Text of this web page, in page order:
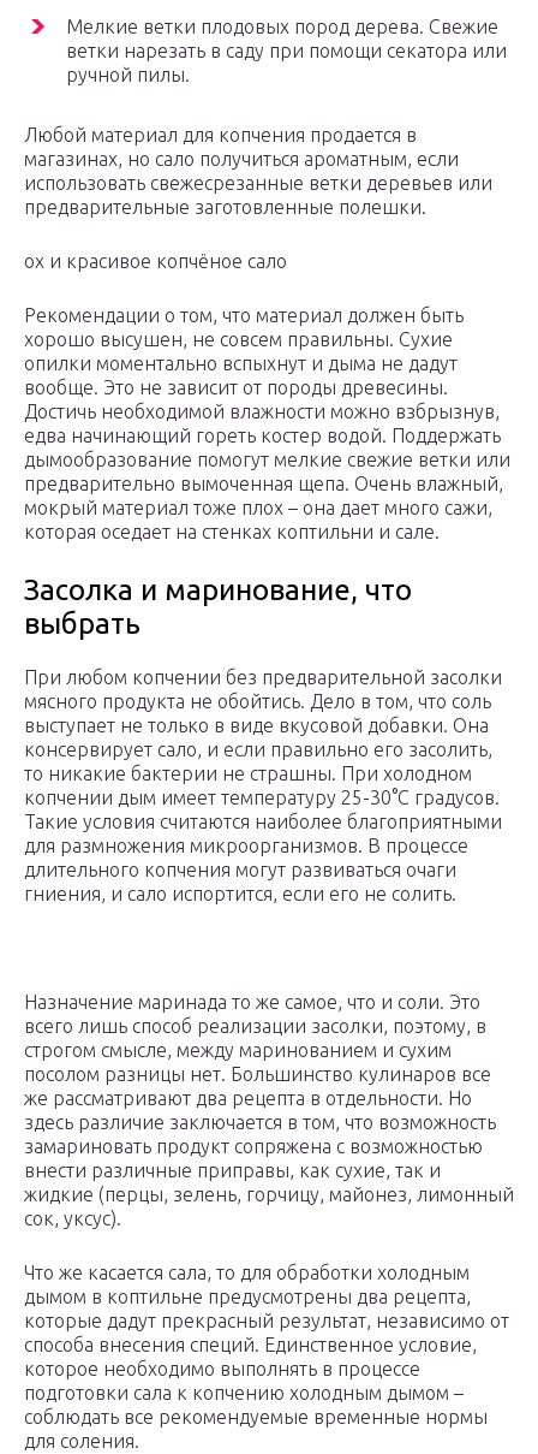
Мелкие ветки плодовых пород дерева. Свежие
ветки нарезать в саду при помощи секатора или
ручной пилы.
Любой материал для копчения продается в
магазинах, но сало получиться ароматным, если
использовать свежесрезанные ветки деревьев или
предварительные заготовленные полешки.
ох и красивое копчёное сало
Рекомендации о том, что материал должен быть
хорошо высушен, не совсем правильны. Сухие
опилки моментально вспыхнут и дыма не дадут
вообще. Это не зависит от породы древесины.
Достичь необходимой влажности можно взбрызнув,
едва начинающий гореть костер водой. Поддержать
дымообразование помогут мелкие свежие ветки или
предварительно вымоченная щепа. Очень влажный,
мокрый материал тоже плох – она дает много сажи,
которая оседает на стенках коптильни и сале.
Засолка и маринование, что
выбрать
При любом копчении без предварительной засолки
мясного продукта не обойтись. Дело в том, что соль
выступает не только в виде вкусовой добавки. Она
консервирует сало, и если правильно его засолить,
то никакие бактерии не страшны. При холодном
копчении дым имеет температуру 25-30°C градусов.
Такие условия считаются наиболее благоприятными
для размножения микроорганизмов. В процессе
длительного копчения могут развиваться очаги
гниения, и сало испортится, если его не солить.
Назначение маринада то же самое, что и соли. Это
всего лишь способ реализации засолки, поэтому, в
строгом смысле, между маринованием и сухим
посолом разницы нет. Большинство кулинаров все
же рассматривают два рецепта в отдельности. Но
здесь различие заключается в том, что возможность
замариновать продукт сопряжена с возможностью
внести различные приправы, как сухие, так и
жидкие (перцы, зелень, горчицу, майонез, лимонный
сок, уксус).
Что же касается сала, то для обработки холодным
дымом в коптильне предусмотрены два рецепта,
которые дадут прекрасный результат, независимо от
способа внесения специй. Единственное условие,
которое необходимо выполнять в процессе
подготовки сала к копчению холодным дымом –
соблюдать все рекомендуемые временные нормы
для соления.